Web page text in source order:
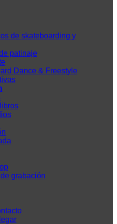
de skateboarding y
patinaje
Dance & Freestyle
grabación